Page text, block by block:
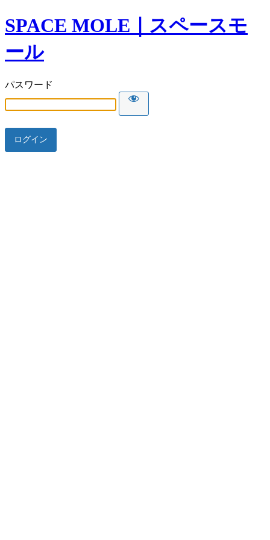
SPACE MOLE｜スペースモ
ール
パスワード